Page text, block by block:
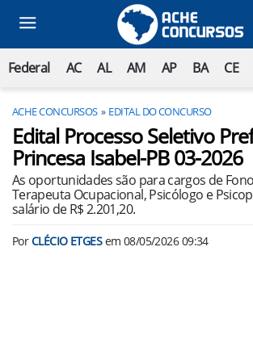
Federal AC AL AM AP BA CE
ACHE CONCURSOS EDITAL DO CONCURSO
Edital Processo Seletivo
Princesa Isabel-PB 03-2026
As oportunidades são para cargos de
Terapeuta Ocupacional, Psicólogo e
salário de R$ 2.201,20.
PorCLÉCIO ETGESem 08/05/2026 09:34